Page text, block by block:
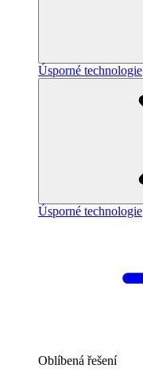
Úsporné technologie
Úsporné technologie
Oblíbená řešení